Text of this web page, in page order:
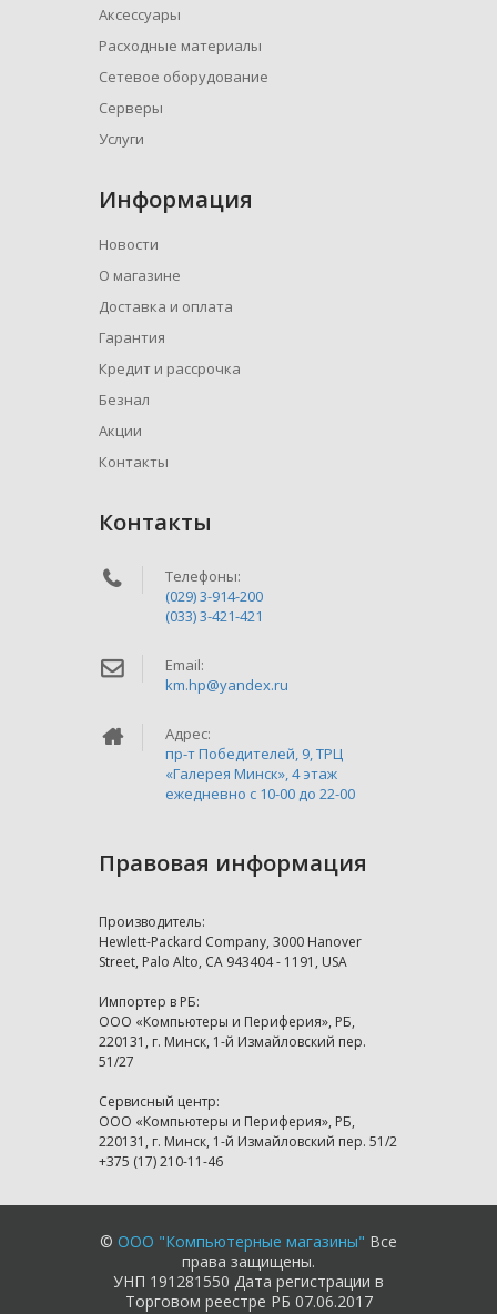
Аксессуары
Расходные материалы
Сетевое оборудование
Серверы
Услуги
Информация
Новости
О магазине
Доставка и оплата
Гарантия
Кредит и рассрочка
Безнал
Акции
Контакты
Контакты
Телефоны:
(029) 3-914-200
(033) 3-421-421
Email:
km.hp@yandex.ru
Адрес:
пр-т Победителей, 9, ТРЦ
«Галерея Минск», 4 этаж
ежедневно c 10-00 до 22-00
Правовая информация
Производитель:
Hewlett-Packard Company, 3000 Hanover
Street, Palo Alto, CA 943404 - 1191, USA
Импортер в РБ:
ООО «Компьютеры и Периферия», РБ,
220131, г. Минск, 1-й Измайловский пер.
51/27
Сервисный центр:
ООО «Компьютеры и Периферия», РБ,
220131, г. Минск, 1-й Измайловский пер. 51/2
+375 (17) 210-11-46
© ООО "Компьютерные магазины" Все
права защищены.
УНП 191281550 Дата регистрации в
Торговом реестре РБ 07.06.2017